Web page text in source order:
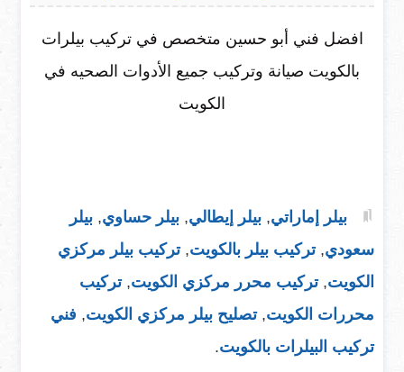
افضل فني أبو حسين متخصص في تركيب بيلرات
بالكويت صيانة وتركيب جميع الأدوات الصحيه في
الكويت
بيلر إماراتي, بيلر إيطالي, بيلر حساوي, بيلر
سعودي,تركيب بيلر بالكويت,تركيب بيلر مركزي
الكويت,تركيب محرر مركزي الكويت,تركيب
محررات الكويت,تصليح بيلر مركزي الكويت, فني
تركيب البيلرات بالكويت.